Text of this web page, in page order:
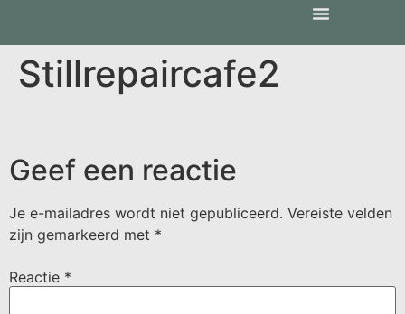
Stillrepaircafe2
Geef een reactie
Je e-mailadres wordt niet gepubliceerd. Vereiste velden
zijn gemarkeerd met *
Reactie *